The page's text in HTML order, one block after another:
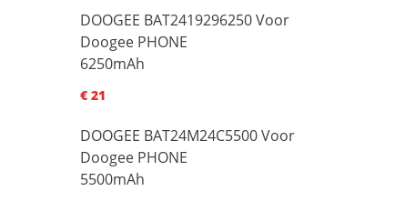
DOOGEE BAT2419296250 Voor
Doogee PHONE
6250mAh
€ 21
DOOGEE BAT24M24C5500 Voor
Doogee PHONE
5500mAh